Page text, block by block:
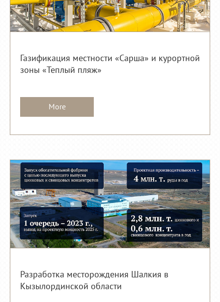
Газификация местности «Сарша» и курортной
зоны «Теплый пляж»
More
Разработка месторождения Шалкия в
Кызылординской области